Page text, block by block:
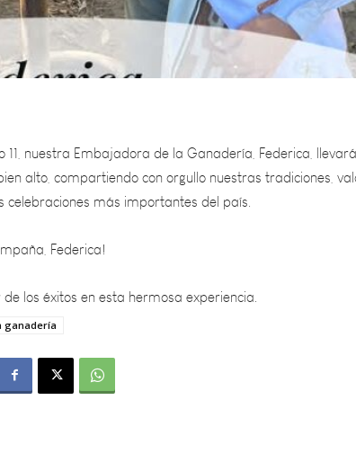
compartiendo con orgullo nuestras tradiciones,
más importantes del país.
Federica!
éxitos en esta hermosa experiencia.
ganadería